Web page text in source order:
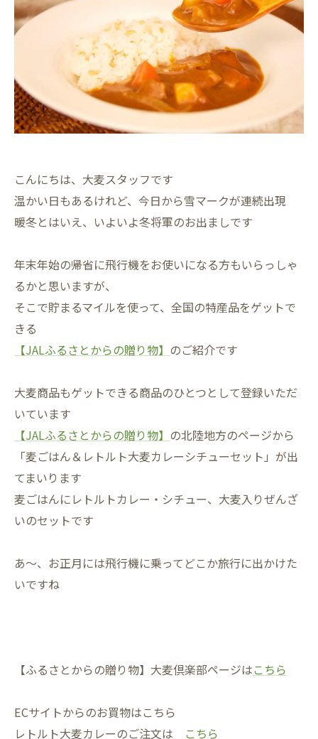
こんにちは、大麦スタッフです
温かい日もあるけれど、今日から雪マークが連続出現
暖冬とはいえ、いよいよ冬将軍のお出ましです
年末年始の帰省に飛行機をお使いになる方もいらっしゃ
るかと思いますが、
そこで貯まるマイルを使って、全国の特産品をゲットで
きる
【JALふるさとからの贈り物】 のご紹介です
大麦商品もゲットできる商品のひとつとして登録いただ
いています
【JALふるさとからの贈り物】 の北陸地方のページから
「麦ごはん＆レトルト大麦カレーシチューセット」が出
てまいります
麦ごはんにレトルトカレー・シチュー、大麦入りぜんざ
いのセットです
あ～、お正月には飛行機に乗ってどこか旅行に出かけた
いですね
【ふるさとからの贈り物】大麦倶楽部ページはこちら
ECサイトからのお買物はこちら
レトルト大麦カレーのご注文は
こちら